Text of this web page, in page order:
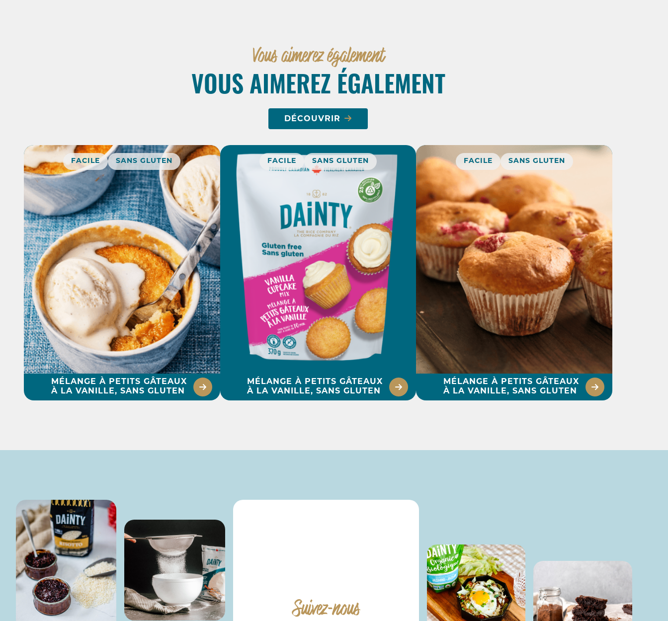
Vous aimerez également
VOUS AIMEREZ ÉGALEMENT
DÉCOUVRIR
FACILE SANS GLUTEN
DÉCOUVRIR
MÉLANGE À PETITS GÂTEAUX
À LA VANILLE, SANS GLUTEN
FACILE SANS GLUTEN
PETITS GÂTEAUX À
MÉLANGE À PETITS GÂTEAUX
À LA VANILLE, SANS GLUTEN
FACILE SANS GLUTEN
MÉLANGE À PETITS GÂTEAUX
À LA VANILLE, SANS GLUTEN
Suivez-nous